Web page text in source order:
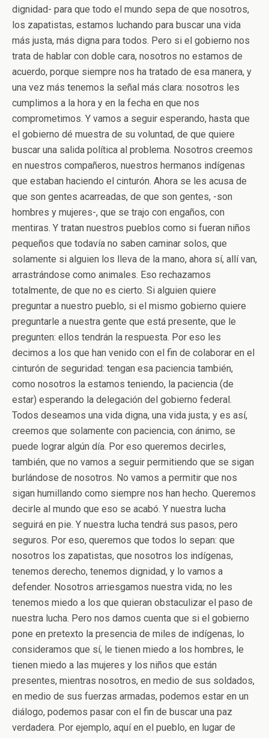
dignidad- para que todo el mundo sepa de que nosotros,
los zapatistas, estamos luchando para buscar una vida
más justa, más digna para todos. Pero si el gobierno nos
trata de hablar con doble cara, nosotros no estamos de
acuerdo, porque siempre nos ha tratado de esa manera, y
una vez más tenemos la señal más clara: nosotros les
cumplimos a la hora y en la fecha en que nos
comprometimos. Y vamos a seguir esperando, hasta que
el gobierno dé muestra de su voluntad, de que quiere
buscar una salida política al problema. Nosotros creemos
en nuestros compañeros, nuestros hermanos indígenas
que estaban haciendo el cinturón. Ahora se les acusa de
que son gentes acarreadas, de que son gentes, -son
hombres y mujeres-, que se trajo con engaños, con
mentiras. Y tratan nuestros pueblos como si fueran niños
pequeños que todavía no saben caminar solos, que
solamente si alguien los lleva de la mano, ahora sí, allí van,
arrastrándose como animales. Eso rechazamos
totalmente, de que no es cierto. Si alguien quiere
preguntar a nuestro pueblo, si el mismo gobierno quiere
preguntarle a nuestra gente que está presente, que le
pregunten: ellos tendrán la respuesta. Por eso les
decimos a los que han venido con el fin de colaborar en el
cinturón de seguridad: tengan esa paciencia también,
como nosotros la estamos teniendo, la paciencia (de
estar) esperando la delegación del gobierno federal.
Todos deseamos una vida digna, una vida justa; y es así,
creemos que solamente con paciencia, con ánimo, se
puede lograr algún día. Por eso queremos decirles,
también, que no vamos a seguir permitiendo que se sigan
burlándose de nosotros. No vamos a permitir que nos
sigan humillando como siempre nos han hecho. Queremos
decirle al mundo que eso se acabó. Y nuestra lucha
seguirá en pie. Y nuestra lucha tendrá sus pasos, pero
seguros. Por eso, queremos que todos lo sepan: que
nosotros los zapatistas, que nosotros los indígenas,
tenemos derecho, tenemos dignidad, y lo vamos a
defender. Nosotros arriesgamos nuestra vida; no les
tenemos miedo a los que quieran obstaculizar el paso de
nuestra lucha. Pero nos damos cuenta que si el gobierno
pone en pretexto la presencia de miles de indígenas, lo
consideramos que sí, le tienen miedo a los hombres, le
tienen miedo a las mujeres y los niños que están
presentes, mientras nosotros, en medio de sus soldados,
en medio de sus fuerzas armadas, podemos estar en un
diálogo, podemos pasar con el fin de buscar una paz
verdadera. Por ejemplo, aquí en el pueblo, en lugar de